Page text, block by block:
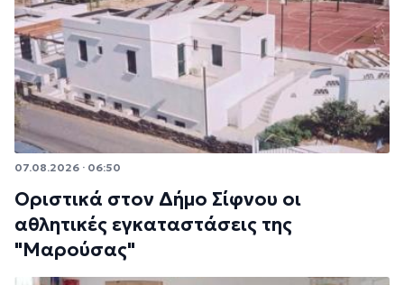
07.08.2026 · 06:50
Οριστικά στον Δήμο Σίφνου οι
αθλητικές εγκαταστάσεις της
"Μαρούσας"